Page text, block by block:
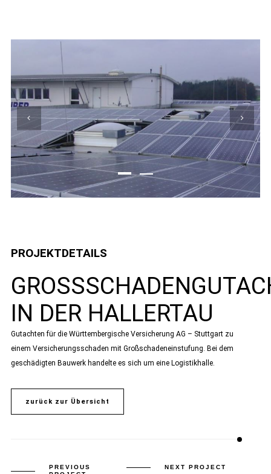
PROJEKTDETAILS
N DER HALLERTAU
Gutachten für die Württembergische Versicherung AG – Stuttgart zu
einem Versicherungsschaden mit Großschadeneinstufung. Bei dem
geschädigten Bauwerk handelte es sich um eine Logistikhalle.
zurück zur Übersicht
PREVIOUS
NEXT PROJECT